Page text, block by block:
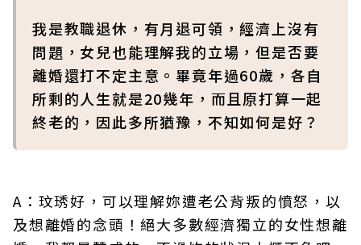
我是教職退休，有月退可領，經濟上沒有
問題，女兒也能理解我的立場，但是否要
離婚還打不定主意。畢竟年過60歲，各自
所剩的人生就是20幾年，而且原打算一起
終老的，因此多所猶豫，不知如何是好？
A：玟琇好，可以理解妳遭老公背叛的憤怒，以
及想離婚的念頭！絕大多數經濟獨立的女性想離